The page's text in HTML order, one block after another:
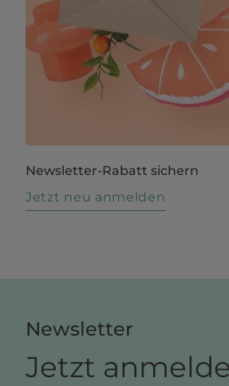
Newsletter-Rabatt sichern
Jetzt neu anmelden
Newsletter
Jetzt